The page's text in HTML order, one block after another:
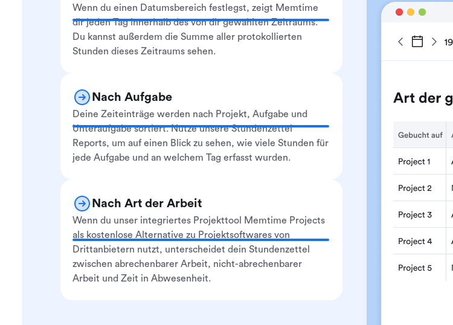
Wenn du einen Datumsbereich festlegst, zeigt Memtime
dir jeden Tag innerhalb des von dir gewählten Zeitraums.
Du kannst außerdem die Summe aller protokollierten
Stunden dieses Zeitraums sehen.
Nach Aufgabe
Deine Zeiteinträge werden nach Projekt, Aufgabe und
Unteraufgabe sortiert. Nutze unsere Stundenzettel
Reports, um auf einen Blick zu sehen, wie viele Stunden für
jede Aufgabe und an welchem Tag erfasst wurden.
Nach Art der Arbeit
Wenn du unser integriertes Projekttool Memtime Projects
als kostenlose Alternative zu Projektsoftwares von
Drittanbietern nutzt, unterscheidet dein Stundenzettel
zwischen abrechenbarer Arbeit, nicht-abrechenbarer
Arbeit und Zeit in Abwesenheit.